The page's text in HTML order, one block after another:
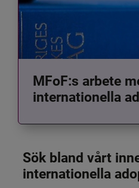
MFoF:s arbete
internationella
Sök bland vårt
internationella